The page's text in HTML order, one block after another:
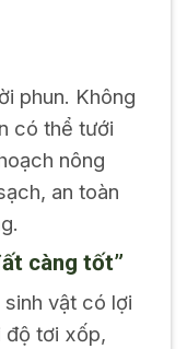
phun. Không
có thể tưới
nông
an toàn
càng tốt”
vật có lợi
độ tơi xốp,